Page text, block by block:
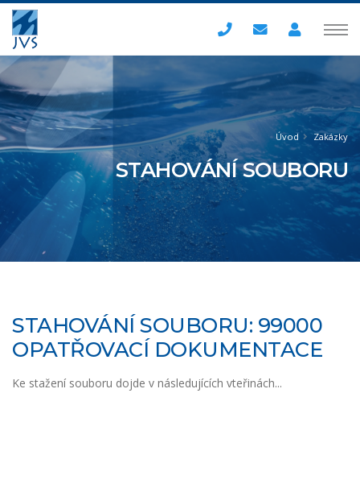
Úvod Zakázky
STAHOVÁNÍ SOUBORU
STAHOVÁNÍ SOUBORU: 99000
OPATŘOVACÍ DOKUMENTACE
Ke stažení souboru dojde v následujících vteřinách...